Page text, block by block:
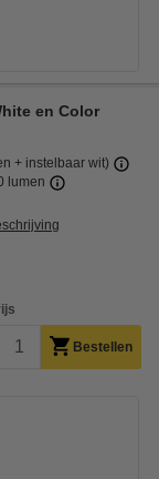
en Color
+ instelbaar wit)
lumen
Bestellen